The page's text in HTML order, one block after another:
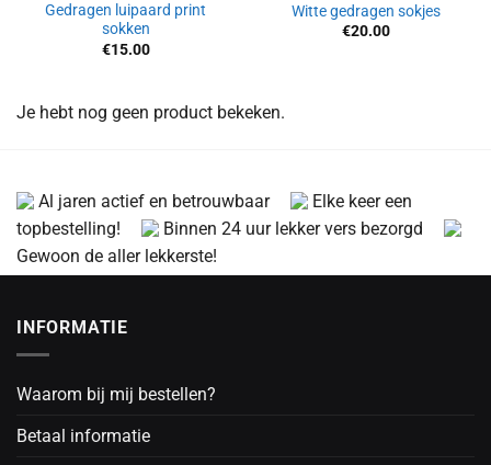
Gedragen luipaard print
sokken
€15.00
Witte gedragen sokjes
€20.00
Je hebt nog geen product bekeken.
Al jaren actief en betrouwbaar
Elke keer een
topbestelling!
Binnen 24 uur lekker vers bezorgd
Gewoon de aller lekkerste!
INFORMATIE
Waarom bij mij bestellen?
Betaal informatie